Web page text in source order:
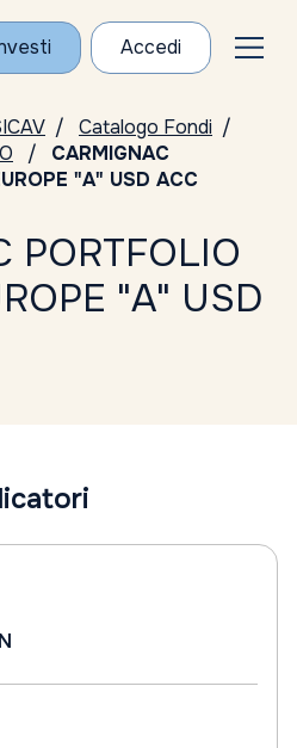
Accedi
Catalogo Fondi
CARMIGNAC
"A" USD ACC
PORTFOLIO
"A" USD